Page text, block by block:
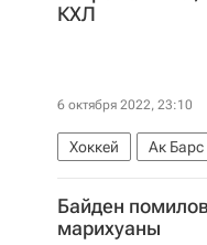
КХЛ
6 октября 2022, 23:10
Хоккей Ак Барс
Байден
марихуаны